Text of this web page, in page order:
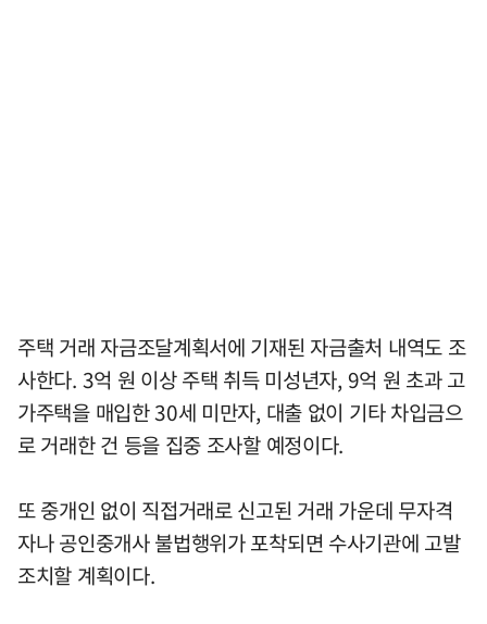
주택 거래 자금조달계획서에 기재된 자금출처 내역도 조
사한다. 3억 원 이상 주택 취득 미성년자, 9억 원 초과 고
가주택을 매입한 30세 미만자, 대출 없이 기타 차입금으
로 거래한 건 등을 집중 조사할 예정이다.
또 중개인 없이 직접거래로 신고된 거래 가운데 무자격
자나 공인중개사 불법행위가 포착되면 수사기관에 고발
조치할 계획이다.